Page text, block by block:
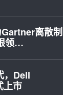
离散制
领…
，Dell
上市